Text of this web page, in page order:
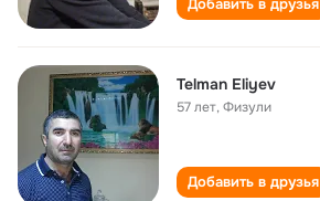
Добавить в друзья
Telman Eliyev
57 лет,Физули
Добавить в друзья